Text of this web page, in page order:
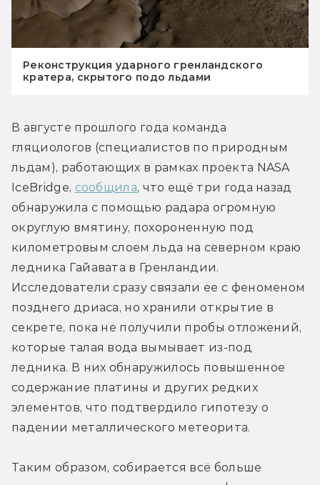
Реконструкция ударного гренландского
кратера, скрытого подо льдами
В августе прошлого года команда
гляциологов (специалистов по природным
льдам), работающих в рамках проекта NASA
IceBridge, сообщила, что ещё три года назад
обнаружила с помощью радара огромную
округлую вмятину, похороненную под
километровым слоем льда на северном краю
ледника Гайавата в Гренландии.
Исследователи сразу связали ее с феноменом
позднего дриаса, но хранили открытие в
секрете, пока не получили пробы отложений,
которые талая вода вымывает из-под
ледника. В них обнаружилось повышенное
содержание платины и других редких
элементов, что подтвердило гипотезу о
падении металлического метеорита.
Таким образом, собирается всё больше